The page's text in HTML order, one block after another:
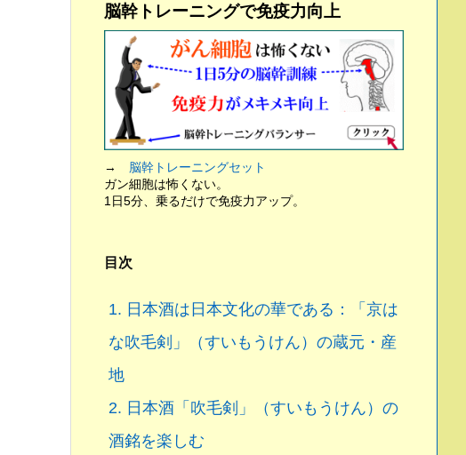
脳幹トレーニングで免疫力向上
→ 脳幹トレーニングセット
ガン細胞は怖くない。
1日5分、乗るだけで免疫力アップ。
目次
1. 日本酒は日本文化の華である：「京は
な吹毛剣」（すいもうけん）の蔵元・産
地
2. 日本酒「吹毛剣」（すいもうけん）の
酒銘を楽しむ